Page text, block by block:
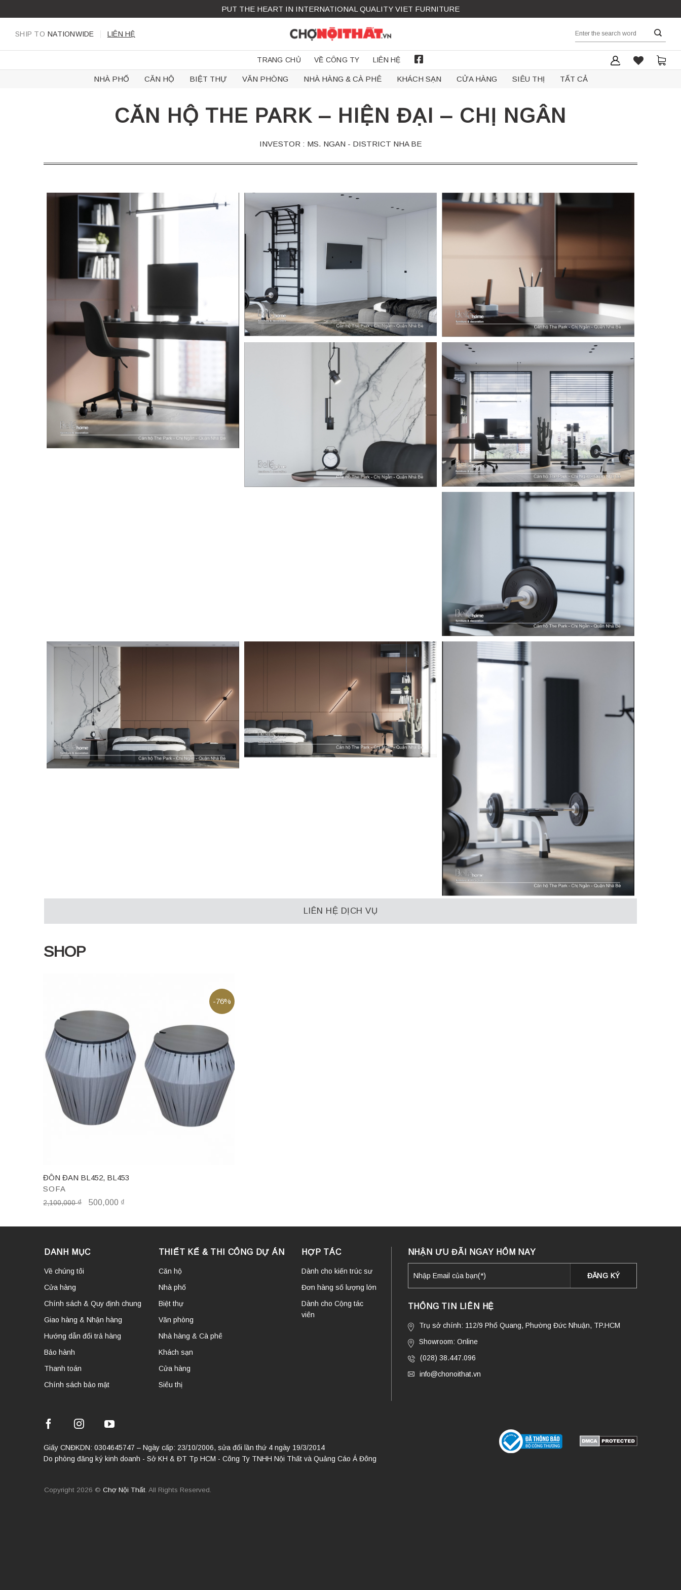
to
content
PUT THE HEART IN INTERNATIONAL QUALITY VIET FURNITURE
SHIP TO NATIONWIDE LIÊN HỆ
Search
TRANG CHỦ VỀ CÔNG TY
LIÊN HỆ
FACEBOOK
NHÀ PHỐ CĂN HỘ BIỆT THỰ VĂN PHÒNG NHÀ HÀNG & CÀ PHÊ KHÁCH SẠN CỬA HÀNG SIÊU THỊ TẤT CẢ
CĂN HỘ THE PARK – HIỆN ĐẠI – CHỊ NGÂN
INVESTOR : MS. NGAN - DISTRICT NHA BE
LIÊN HỆ DỊCH VỤ
SHOP
-76%
SOFA
ĐÔN ĐAN BL452, BL453
2,100,000₫ 500,000 ₫
DANH MỤC
Về chúng tôi
Cửa hàng
Chính sách & Quy định chung
Giao hàng & Nhận hàng
Hướng dẫn đổi trả hàng
Bảo hành
Thanh toán
Chính sách bảo mật
THIẾT KẾ & THI CÔNG DỰ ÁN
Căn hộ
Nhà phố
Biệt thự
Văn phòng
Nhà hàng & Cà phê
Khách sạn
Cửa hàng
Siêu thị
HỢP TÁC
Dành cho kiến trúc sư
Đơn hàng số lượng lớn
Dành cho Cộng tác
viên
NHẬN ƯU ĐÃI NGAY HÔM NAY
THÔNG TIN LIÊN HỆ
Trụ sở chính: 112/9 Phổ Quang, Phường Đức Nhuận, TP.HCM
Showroom: Online
(028) 38.447.096
info@chonoithat.vn
Giấy CNĐKDN: 0304645747 – Ngày cấp: 23/10/2006, sửa đổi lần thứ 4 ngày 19/3/2014
Do phòng đăng ký kinh doanh - Sở KH & ĐT Tp HCM - Công Ty TNHH Nội Thất và Quảng Cáo Á Đông
Copyright 2026 © Chợ Nội Thất. All Rights Reserved.